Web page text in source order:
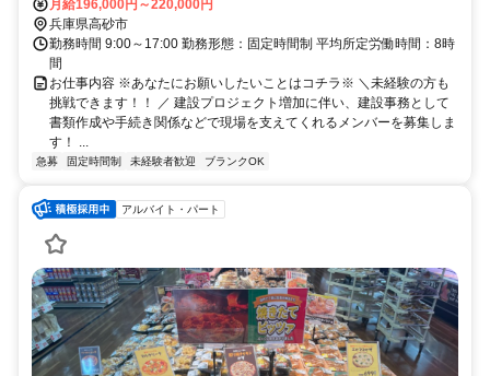
月給196,000円～220,000円
兵庫県高砂市
勤務時間 9:00～17:00 勤務形態：固定時間制 平均所定労働時間：8時
間
お仕事内容 ※あなたにお願いしたいことはコチラ※ ＼未経験の方も
挑戦できます！！ ／ 建設プロジェクト増加に伴い、建設事務として
書類作成や手続き関係などで現場を支えてくれるメンバーを募集しま
す！ ...
急募 固定時間制 未経験者歓迎 ブランクOK
アルバイト・パート